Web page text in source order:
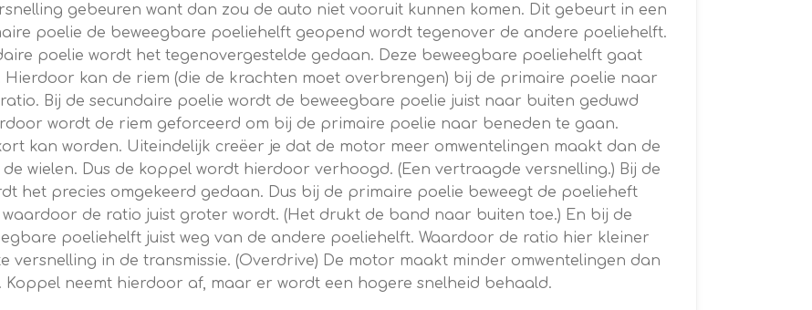
gebeuren want dan zou de auto niet vooruit kunnen komen. Dit gebeurt in een
poelie de beweegbare poeliehelft geopend wordt tegenover de andere poeliehelft.
poelie wordt het tegenovergestelde gedaan. Deze beweegbare poeliehelft gaat
kan de riem (die de krachten moet overbrengen) bij de primaire poelie naar
Bij de secundaire poelie wordt de beweegbare poelie juist naar buiten geduwd
wordt de riem geforceerd om bij de primaire poelie naar beneden te gaan.
kan worden. Uiteindelijk creëer je dat de motor meer omwentelingen maakt dan de
wielen. Dus de koppel wordt hierdoor verhoogd. (Een vertraagde versnelling.) Bij de
het precies omgekeerd gedaan. Dus bij de primaire poelie beweegt de poelieheft
de ratio juist groter wordt. (Het drukt de band naar buiten toe.) En bij de
poeliehelft juist weg van de andere poeliehelft. Waardoor de ratio hier kleiner
versnelling in de transmissie. (Overdrive) De motor maakt minder omwentelingen dan
neemt hierdoor af, maar er wordt een hogere snelheid behaald.